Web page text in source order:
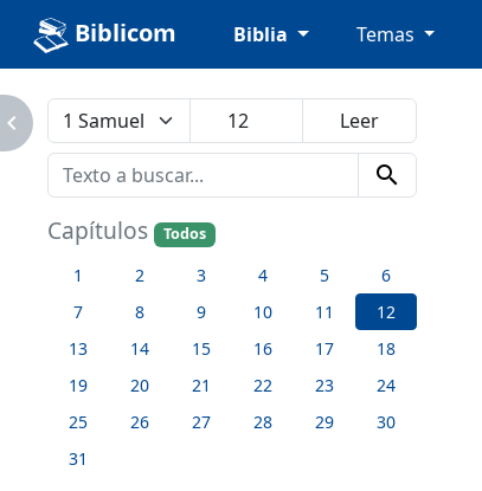
Biblicom Biblia Temas
search
Capítulos Todos
1 2 3 4 5
6
7
8 9 10 11
12
13
14 15 16 17
18
19
20 21 22 23
24
25
26 27 28 29
30
31